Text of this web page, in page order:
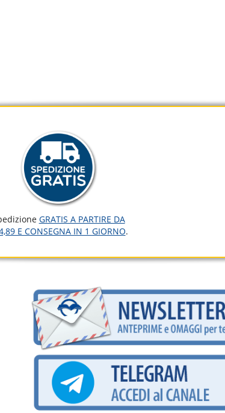
GRATIS A PARTIRE DA
E CONSEGNA IN 1 GIORNO.